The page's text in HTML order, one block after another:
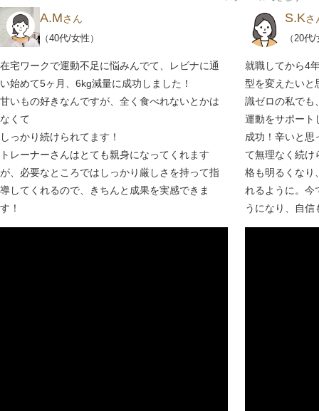
A.Mさん
（40代/女性）
在宅ワークで運動不足に悩みんでて、レビナに通
い始めて5ヶ月、6kg減量に成功しました！
甘いもの好きなんですが、全く食べれないとかは
なくて
しっかり続けられてます！
トレーナーさんはとても親身になってくれます
が、必要なところではしっかり厳しさを持って指
導してくれるので、きちんと成果を実感できま
す！
S.Kさ
（20代
就職してから4
型を変えたいと
識ゼロの私でも
運動をサポート
成功！辛いと思
て無理なく続け
格も明るくなり
れるように。今
うになり、自信